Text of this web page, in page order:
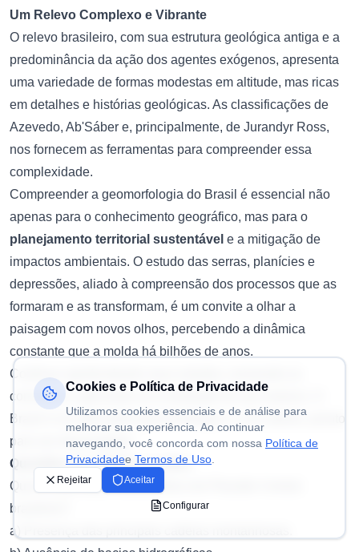
Um Relevo Complexo e Vibrante
O relevo brasileiro, com sua estrutura geológica antiga e a
predominância da ação dos agentes exógenos, apresenta
uma variedade de formas modestas em altitude, mas ricas
em detalhes e histórias geológicas. As classificações de
Azevedo, Ab'Sáber e, principalmente, de Jurandyr Ross,
nos fornecem as ferramentas para compreender essa
complexidade.
Compreender a geomorfologia do Brasil é essencial não
apenas para o conhecimento geográfico, mas para o
planejamento territorial sustentável e a mitigação de
impactos ambientais. O estudo das serras, planícies e
depressões, aliado à compreensão dos processos que as
formaram e as transformam, é um convite a olhar a
paisagem com novos olhos, percebendo a dinâmica
constante que a molda há bilhões de anos.
Continue aprofundando seus estudos, revisando os
conceitos e aplicando-os à realidade do seu entorno. O
Brasil é um laboratório geomorfológico a céu aberto, pronto
para ser desvendado!
Questões de múltipla escolha:
Qual é a principal característica do Planalto Central
brasileiro?
a) Presença das principais cadeias montanhosas.
Cookies e Política de Privacidade
Utilizamos cookies essenciais e de análise para
melhorar sua experiência. Ao continuar
navegando, você concorda com nossa Política de
Privacidadee Termos de Uso
Rejeitar Aceitar
Configurar